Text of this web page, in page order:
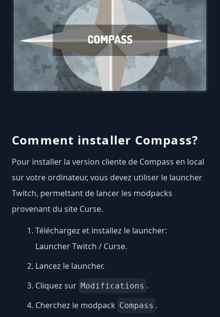
Comment installer Compass?
Pour installer la version cliente de Compass en local
sur votre ordinateur, vous devez utiliser le launcher
Twitch, permettant de lancer les modpacks
provenant du site Curse.
Téléchargez et installez le launcher:
Launcher Twitch / Curse.
Lancez le launcher.
Cliquez sur Modifications .
Cherchez le modpack Compass .